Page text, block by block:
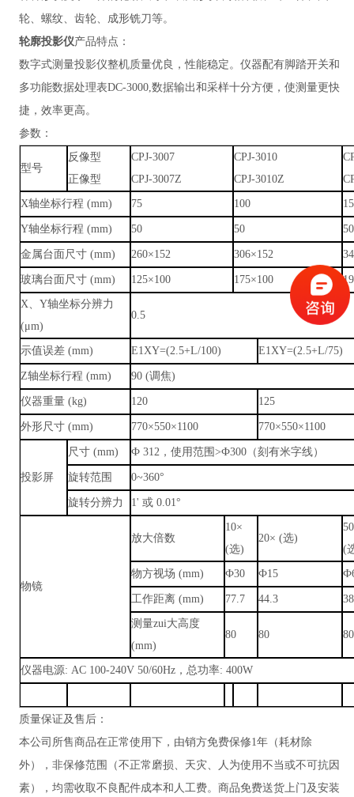
轮、螺纹、齿轮、成形铣刀等。
轮廓投影仪产品特点：
数字式测量投影仪整机质量优良，性能稳定。仪器配有脚踏开关和
多功能数据处理表DC-3000,数据输出和采样十分方便，使测量更快
捷，效率更高。
参数：
型号
反像型
正像型
CPJ-3007
CPJ-3007Z
CPJ-3010
CPJ-3010Z
X轴坐标行程 (mm) 75 100
Y轴坐标行程 (mm) 50 50 50
金属台面尺寸 (mm) 260×152 306×152
玻璃台面尺寸 (mm) 125×100 175×100
X、Y轴坐标分辨力
(μm)
0.5
示值误差 (mm) E1XY=(2.5+L/100) E1XY=(2.5+L/75)
Z轴坐标行程 (mm) 90 (调焦)
仪器重量 (kg) 120 125
外形尺寸 (mm) 770×550×1100 770×550×1100
投影屏
尺寸 (mm) Ф 312，使用范围>Ф300（刻有米字线）
旋转范围 0~360°
旋转分辨力 1' 或 0.01°
物镜
放大倍数
10×
(选)
20× (选)
(
物方视场 (mm) Ф30 Ф15
工作距离 (mm) 77.7 44.3
测量zui大高度
(mm)
80 80 80
仪器电源: AC 100-240V 50/60Hz，总功率: 400W
质量保证及售后：
本公司所售商品在正常使用下，由销方免费保修1年（耗材除
外），非保修范围（不正常磨损、天灾、人为使用不当或不可抗因
素），均需收取不良配件成本和人工费。商品免费送货上门及安装